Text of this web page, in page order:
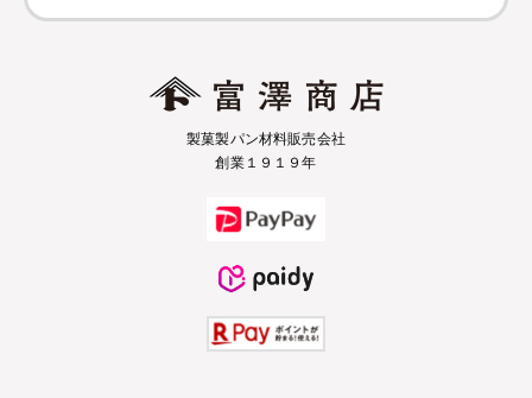
製菓製パン材料販売会社
創業１９１９年